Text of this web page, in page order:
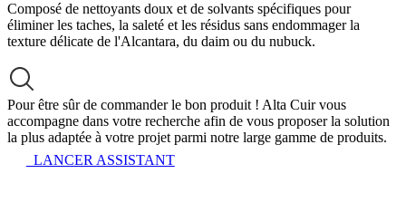
Composé de nettoyants doux et de solvants spécifiques pour
éliminer les taches, la saleté et les résidus sans endommager la
texture délicate de l'Alcantara, du daim ou du nubuck.
Pour être sûr de commander le bon produit ! Alta Cuir vous
accompagne dans votre recherche afin de vous proposer la solution
la plus adaptée à votre projet parmi notre large gamme de produits.
LANCER ASSISTANT